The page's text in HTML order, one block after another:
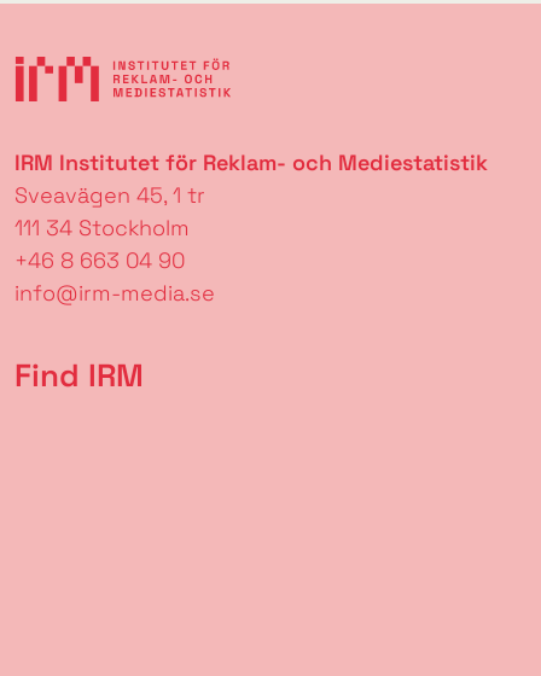
IRM Institutet för Reklam- och Mediestatistik
Sveavägen 45, 1 tr
111 34 Stockholm
+46 8 663 04 90
info@irm-media.se
Find IRM